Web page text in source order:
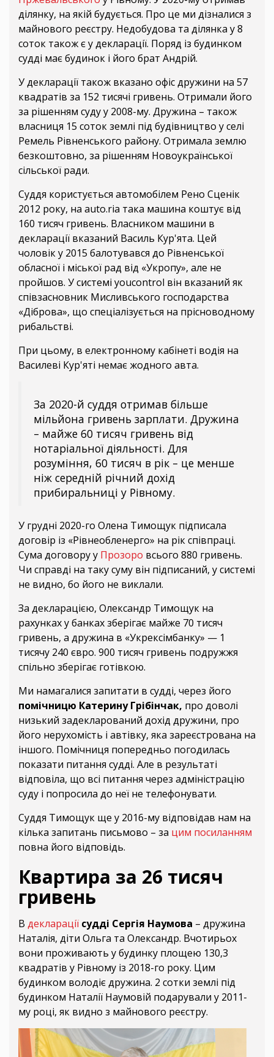
ділянку, на якій будується. Про це ми дізналися з
майнового реєстру. Недобудова та ділянка у 8
соток також є у декларації. Поряд із будинком
судді має будинок і його брат Андрій.
У декларації також вказано офіс дружини на 57
квадратів за 152 тисячі гривень. Отримали його
за рішенням суду у 2008-му. Дружина – також
власниця 15 соток землі під будівництво у селі
Ремель Рівненського району. Отримала землю
безкоштовно, за рішенням Новоукраїнської
сільської ради.
Суддя користується автомобілем Рено Сценік
2012 року, на auto.ria така машина коштує від
160 тисяч гривень. Власником машини в
декларації вказаний Василь Кур'ята. Цей
чоловік у 2015 балотувався до Рівненської
обласної і міської рад від «Укропу», але не
пройшов. У системі youcontrol він вказаний як
співзасновник Мисливського господарства
«Діброва», що спеціалізується на прісноводному
рибальстві.
При цьому, в електронному кабінеті водія на
Василеві Кур'яті немає жодного авта.
За 2020-й суддя отримав більше
мільйона гривень зарплати. Дружина
– майже 60 тисяч гривень від
нотаріальної діяльності. Для
розуміння, 60 тисяч в рік – це менше
ніж середній річний дохід
прибиральниці у Рівному.
У грудні 2020-го Олена Тимощук підписала
договір із «Рівнеобленерго» на рік співпраці.
Сума договору у Прозоро всього 880 гривень.
Чи справді на таку суму він підписаний, у системі
не видно, бо його не виклали.
За декларацією, Олександр Тимощук на
рахунках у банках зберігає майже 70 тисяч
гривень, а дружина в «Укрексімбанку» — 1
тисячу 240 євро. 900 тисяч гривень подружжя
спільно зберігає готівкою.
Ми намагалися запитати в судді, через його
помічницю Катерину Грібінчак, про доволі
низький задекларований дохід дружини, про
його нерухомість і автівку, яка зареєстрована на
іншого. Помічниця попередньо погодилась
показати питання судді. Але в результаті
відповіла, що всі питання через адміністрацію
суду і попросила до неї не телефонувати.
Суддя Тимощук ще у 2016-му відповідав нам на
кілька запитань письмово – за цим посиланням
повна його відповідь.
Квартира за 26 тисяч
гривень
В декларації судді Сергія Наумова – дружина
Наталія, діти Ольга та Олександр. Вчотирьох
вони проживають у будинку площею 130,3
квадратів у Рівному із 2018-го року. Цим
будинком володіє дружина. 2 сотки землі під
будинком Наталії Наумовій подарували у 2011-
му році, як видно з майнового реєстру.